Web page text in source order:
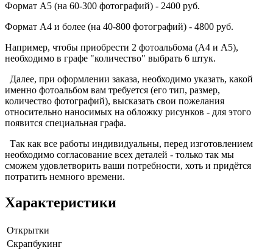
Формат А5 (на 60-300 фотографий) - 2400 руб.
Формат А4 и более (на 40-800 фотографий) - 4800 руб.
Например, чтобы приобрести 2 фотоальбома (А4 и А5),
необходимо в графе "количество" выбрать 6 штук.
Далее, при оформлении заказа, необходимо указать, какой
именно фотоальбом вам требуется (его тип, размер,
количество фотографий), высказать свои пожелания
относительно наносимых на обложку рисунков - для этого
появится специальная графа.
Так как все работы индивидуальны, перед изготовлением
необходимо согласование всех деталей - только так мы
сможем удовлетворить ваши потребности, хоть и придётся
потратить немного времени.
Характеристики
Открытки
Скрапбукинг